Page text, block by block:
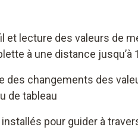
et lecture des valeurs de
à une distance jusqu’à
des changements des
de tableau
pour guider à